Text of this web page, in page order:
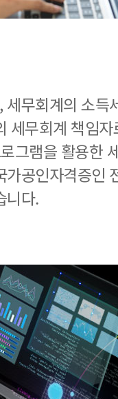
무회계의 소득
세무회계 책임
그램을 활용한
가공인자격증인
니다.